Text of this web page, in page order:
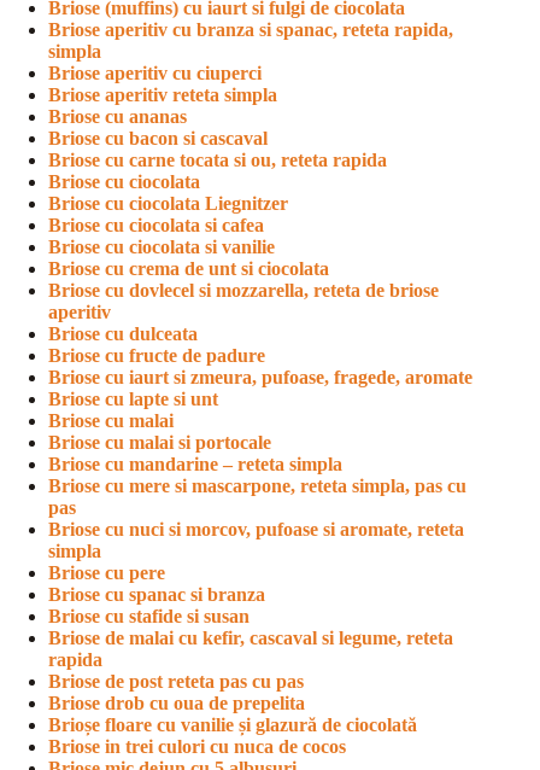
Briose (muffins) cu iaurt si fulgi de ciocolata
Briose aperitiv cu branza si spanac, reteta rapida,
simpla
Briose aperitiv cu ciuperci
Briose aperitiv reteta simpla
Briose cu ananas
Briose cu bacon si cascaval
Briose cu carne tocata si ou, reteta rapida
Briose cu ciocolata
Briose cu ciocolata Liegnitzer
Briose cu ciocolata si cafea
Briose cu ciocolata si vanilie
Briose cu crema de unt si ciocolata
Briose cu dovlecel si mozzarella, reteta de briose
aperitiv
Briose cu dulceata
Briose cu fructe de padure
Briose cu iaurt si zmeura, pufoase, fragede, aromate
Briose cu lapte si unt
Briose cu malai
Briose cu malai si portocale
Briose cu mandarine – reteta simpla
Briose cu mere si mascarpone, reteta simpla, pas cu
pas
Briose cu nuci si morcov, pufoase si aromate, reteta
simpla
Briose cu pere
Briose cu spanac si branza
Briose cu stafide si susan
Briose de malai cu kefir, cascaval si legume, reteta
rapida
Briose de post reteta pas cu pas
Briose drob cu oua de prepelita
Brioșe floare cu vanilie și glazură de ciocolată
Briose in trei culori cu nuca de cocos